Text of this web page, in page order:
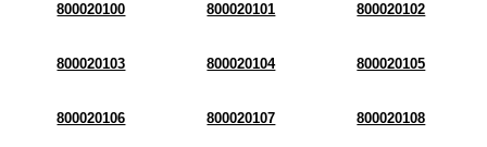
800020100 800020101 800020102
800020103 800020104 800020105
800020106 800020107 800020108